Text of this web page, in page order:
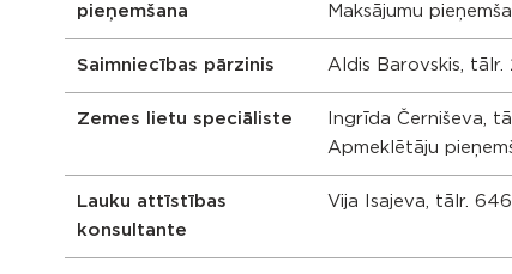
pieņemšana
Maksājumu
Saimniecības pārzinis Aldis Barovskis, tālr.
Zemes lietu speciāliste Ingrīda Černiševa,
Apmeklētāju
Lauku attīstības
konsultante
Vija Isajeva, tālr.